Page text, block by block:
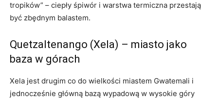
tropików” – ciepły śpiwór i warstwa termiczna przestają
być zbędnym balastem.
Quetzaltenango (Xela) – miasto jako
baza w górach
Xela jest drugim co do wielkości miastem Gwatemali i
jednocześnie główną bazą wypadową w wysokie góry